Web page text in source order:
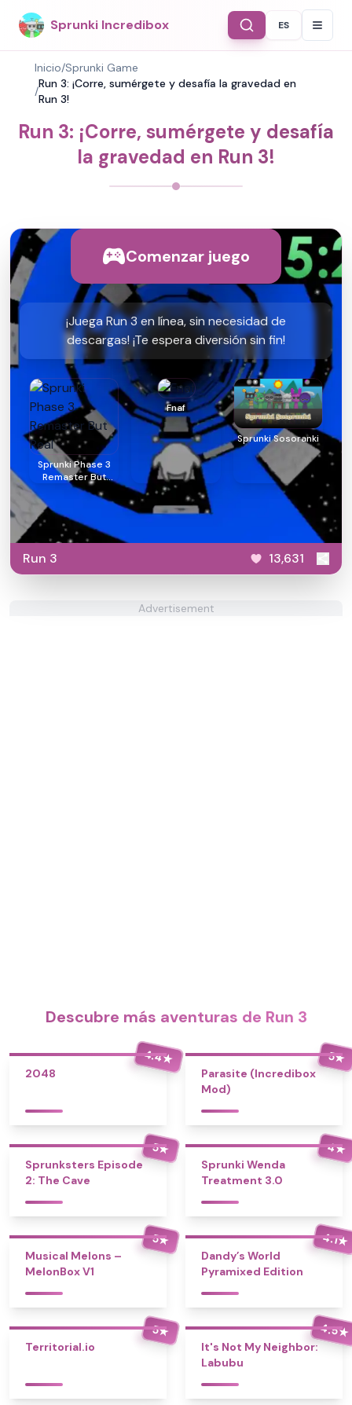
Sprunki Incredibox Select
ES
Inicio/Sprunki Game
/
Run 3: ¡Corre, sumérgete y desafía la gravedad en
Run 3!
Run 3: ¡Corre, sumérgete y desafía
la gravedad en Run 3!
Comenzar juego
¡Juega Run 3 en línea, sin necesidad de
descargas! ¡Te espera diversión sin fin!
Sprunki Phase 3
Remaster But
Real
Fnaf
Sprunki Sosoranki
Run 3 13,631
Advertisement
Descubre más aventuras de Run 3
4.4★
2048
5★
Parasite (Incredibox
Mod)
5★
Sprunksters Episode
2: The Cave
4★
Sprunki Wenda
Treatment 3.0
5★
Musical Melons –
MelonBox V1
4.1★
Dandy’s World
Pyramixed Edition
5★
Territorial.io
4.5★
It's Not My Neighbor:
Labubu